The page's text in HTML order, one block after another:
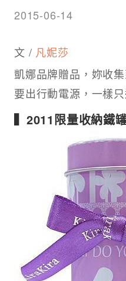
2015-06-14
文 / 凡妮莎
凱娜品牌贈品，妳收
要出行動電源，一樣只
▍2011限量收納鐵